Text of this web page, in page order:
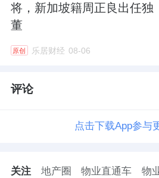
将，新加坡籍周正良出任独
董
原创 乐居财经 08-06
评论
点击下载App参与
关注 地产圈 物业直通车 物